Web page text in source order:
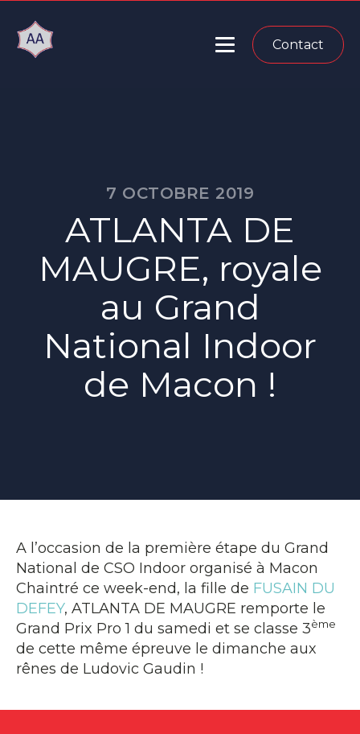
Contact
7 OCTOBRE 2019
ATLANTA DE
MAUGRE, royale
au Grand
National Indoor
de Macon !
A l’occasion de la première étape du Grand
National de CSO Indoor organisé à Macon
Chaintré ce week-end, la fille de FUSAIN DU
DEFEY, ATLANTA DE MAUGRE remporte le
Grand Prix Pro 1 du samedi et se classe 3ème
de cette même épreuve le dimanche aux
rênes de Ludovic Gaudin !